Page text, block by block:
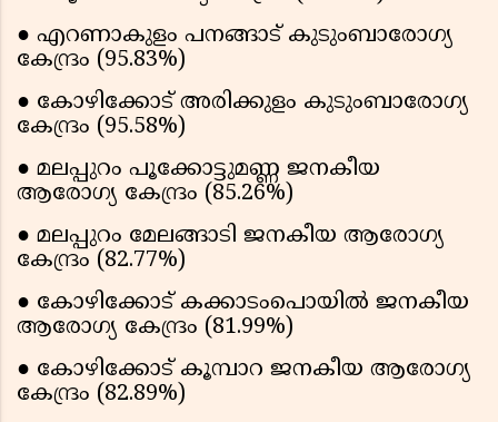
● എറണാകുളം പനങ്ങാട് കുടുംബാരോഗ്യ
കേന്ദ്രം (95.83%)
● കോഴിക്കോട് അരിക്കുളം കുടുംബാരോഗ്യ
കേന്ദ്രം (95.58%)
● മലപ്പുറം പൂക്കോട്ടുമണ്ണ ജനകീയ
ആരോഗ്യ കേന്ദ്രം (85.26%)
● മലപ്പുറം മേലങ്ങാടി ജനകീയ ആരോഗ്യ
കേന്ദ്രം (82.77%)
● കോഴിക്കോട് കക്കാടംപൊയിൽ ജനകീയ
ആരോഗ്യ കേന്ദ്രം (81.99%)
● കോഴിക്കോട് കൂമ്പാറ ജനകീയ ആരോഗ്യ
കേന്ദ്രം (82.89%)